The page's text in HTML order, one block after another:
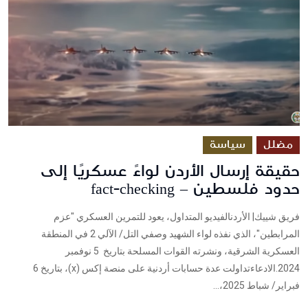
مضلل سياسة
حقيقة إرسال الأردن لواءً عسكريًا إلى
حدود فلسطين – fact-checking
فريق شييك| الأردنالفيديو المتداول، يعود للتمرين العسكري "عزم
المرابطين"، الذي نفذه لواء الشهيد وصفي التل/ الآلي 2 في المنطقة
العسكرية الشرقية، ونشرته القوات المسلحة بتاريخ 5 نوفمبر
2024.الادعاءتداولت عدة حسابات أردنية على منصة إكس (x)، بتاريخ 6
فبراير/ شباط 2025،...